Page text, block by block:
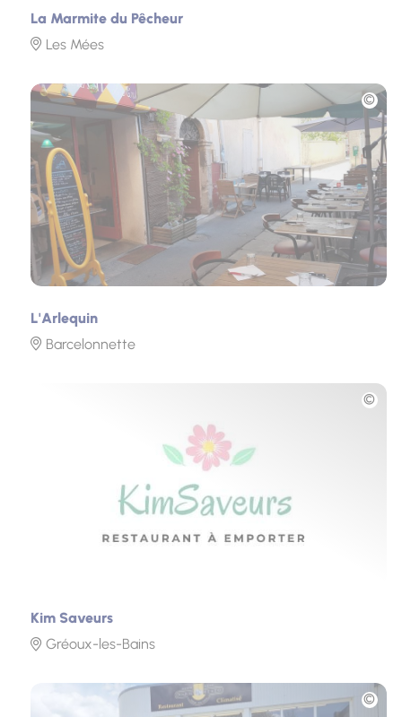
La Marmite du Pêcheur
Les Mées
L'Arlequin
Barcelonnette
Photo
Kim Saveurs
Gréoux-les-Bains